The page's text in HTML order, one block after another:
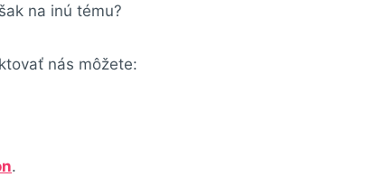
na inú tému?
nás môžete:
.